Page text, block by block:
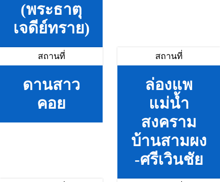
(พระธาตุ
เจดีย์ทราย)
สถานที่
ดานสาว
คอย
สถานที่
ล่องแพ
แม่น้ำ
สงคราม
บ้านสามผง
-ศรีเวินชัย